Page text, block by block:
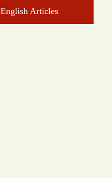
English Articles